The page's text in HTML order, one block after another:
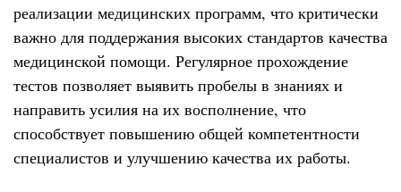
реализации медицинских программ, что критически
важно для поддержания высоких стандартов качества
медицинской помощи. Регулярное прохождение
тестов позволяет выявить пробелы в знаниях и
направить усилия на их восполнение, что
способствует повышению общей компетентности
специалистов и улучшению качества их работы.